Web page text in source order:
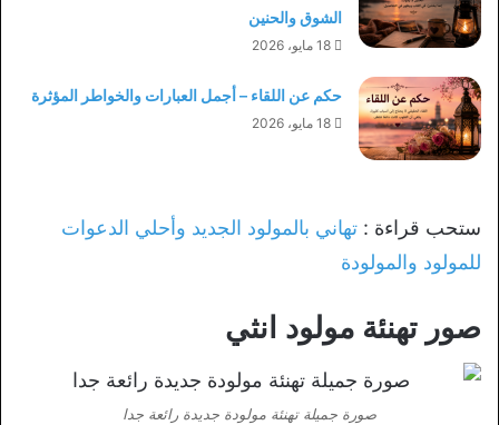
الشوق والحنين
18 مايو، 2026
حكم عن اللقاء – أجمل العبارات والخواطر المؤثرة
18 مايو، 2026
ستحب قراءة : تهاني بالمولود الجديد وأحلي الدعوات
للمولود والمولودة
صور تهنئة مولود انثي
صورة جميلة تهنئة مولودة جديدة رائعة جدا